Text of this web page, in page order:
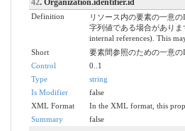
42. Organization.identifier.id
Definition
リソース内の要素の一意
字列値である場合がありま
internal references). This
Short
要素間参照のための一意
Control
0..1
Type
string
Is Modifier
false
XML Format
In the XML format, this
Summary
false